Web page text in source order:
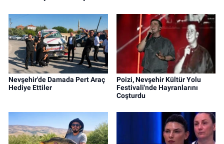
Nevşehir'de Damada Pert Araç
Hediye Ettiler
Poizi, Nevşehir Kültür Yolu
Festivali'nde Hayranlarını
Coşturdu